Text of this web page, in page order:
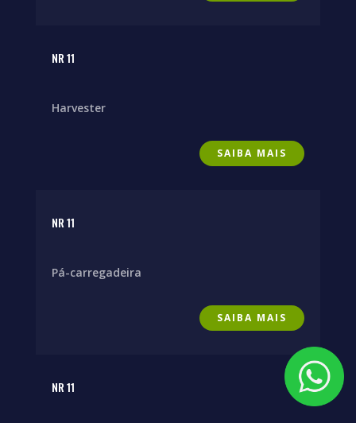
NR 11
Harvester
SAIBA MAIS
NR 11
Pá-carregadeira
SAIBA MAIS
NR 11